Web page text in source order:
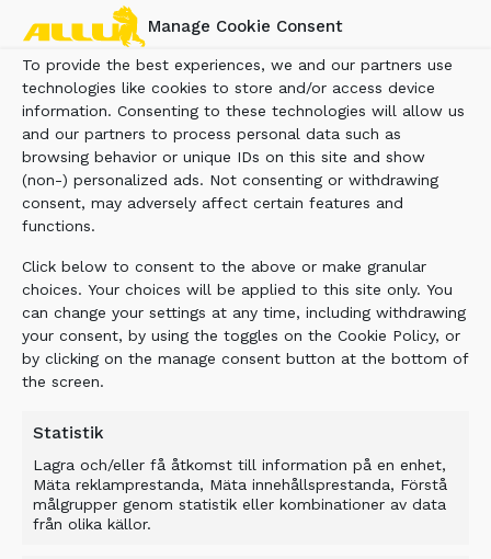
Manage Cookie Consent
To provide the best experiences, we and our partners use
technologies like cookies to store and/or access device
information. Consenting to these technologies will allow us
and our partners to process personal data such as
browsing behavior or unique IDs on this site and show
(non-) personalized ads. Not consenting or withdrawing
consent, may adversely affect certain features and
functions.
Click below to consent to the above or make granular
choices. Your choices will be applied to this site only. You
can change your settings at any time, including withdrawing
your consent, by using the toggles on the Cookie Policy, or
by clicking on the manage consent button at the bottom of
the screen.
Statistik
Lagra och/eller få åtkomst till information på en enhet,
Mäta reklamprestanda, Mäta innehållsprestanda, Förstå
målgrupper genom statistik eller kombinationer av data
från olika källor.